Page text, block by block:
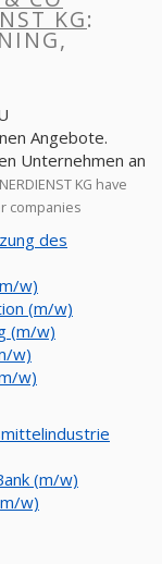
KG:
Angebote.
Unternehmen an
KG have
companies
des
w)
(m/w)
(m/w)
w)
w)
(m/w)
w)